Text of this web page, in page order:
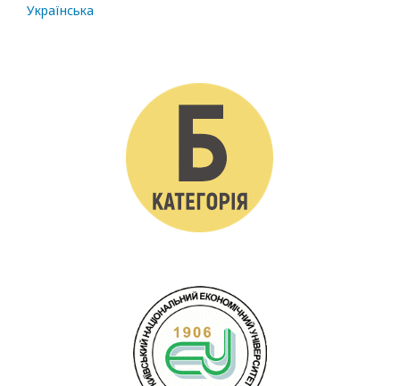
Українська